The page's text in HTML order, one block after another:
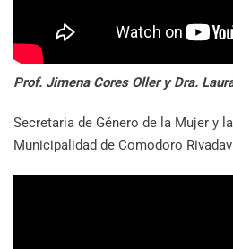
Prof. Jimena Cores Oller y Dra.
Secretaria de Género de la Mujer y
Municipalidad de Comodoro